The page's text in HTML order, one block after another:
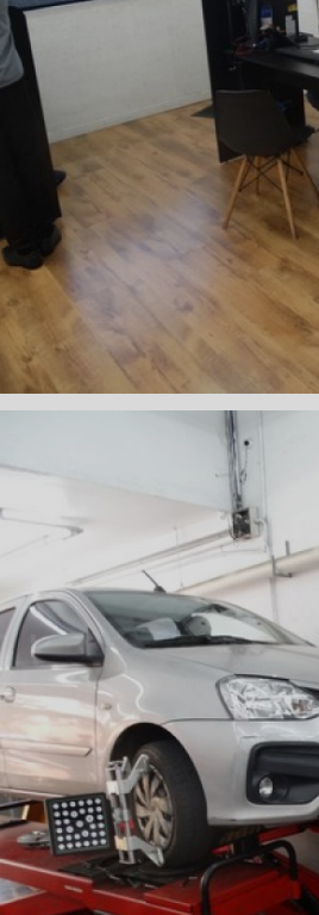
TROCA CORREIA
TROCA DA CORREIA
CORREIA DENTADA
CORREIA DENTADA
DIREÇÃO HIDRÁULICA
DIREÇÃO HIDRÁULICA
DIREÇÃO HIDRÁULICA
MANUTENÇÃO
CONSERTO DE